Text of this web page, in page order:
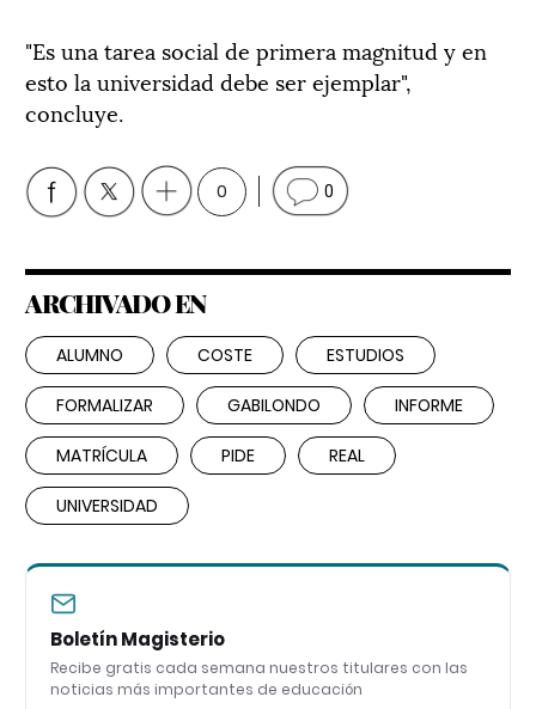
"Es una tarea social de primera magnitud y en
esto la universidad debe ser ejemplar",
concluye.
0 0
ARCHIVADO EN
ALUMNO COSTE ESTUDIOS
FORMALIZAR GABILONDO INFORME
MATRÍCULA PIDE REAL
UNIVERSIDAD
Boletín Magisterio
Recibe gratis cada semana nuestros titulares con las
noticias más importantes de educación